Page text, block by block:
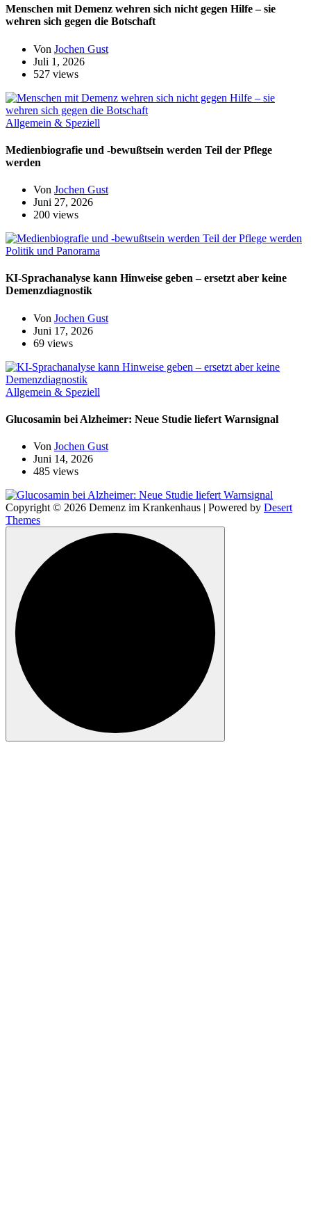
Menschen mit Demenz wehren sich nicht gegen Hilfe – sie
wehren sich gegen die Botschaft
Von Jochen Gust
Juli 1, 2026
527 views
Allgemein & Speziell
Medienbiografie und -bewußtsein werden Teil der Pflege
werden
Von Jochen Gust
Juni 27, 2026
200 views
Politik und Panorama
KI-Sprachanalyse kann Hinweise geben – ersetzt aber keine
Demenzdiagnostik
Von Jochen Gust
Juni 17, 2026
69 views
Allgemein & Speziell
Glucosamin bei Alzheimer: Neue Studie liefert Warnsignal
Von Jochen Gust
Juni 14, 2026
485 views
Copyright © 2026 Demenz im Krankenhaus | Powered by Desert
Themes